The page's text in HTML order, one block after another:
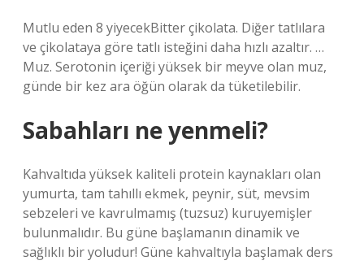
Mutlu eden 8 yiyecekBitter çikolata. Diğer tatlılara
ve çikolataya göre tatlı isteğini daha hızlı azaltır. …
Muz. Serotonin içeriği yüksek bir meyve olan muz,
günde bir kez ara öğün olarak da tüketilebilir.
Sabahları ne yenmeli?
Kahvaltıda yüksek kaliteli protein kaynakları olan
yumurta, tam tahıllı ekmek, peynir, süt, mevsim
sebzeleri ve kavrulmamış (tuzsuz) kuruyemişler
bulunmalıdır. Bu güne başlamanın dinamik ve
sağlıklı bir yoludur! Güne kahvaltıyla başlamak ders